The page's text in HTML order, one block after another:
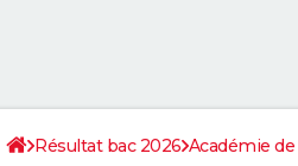
Résultat bac 2026 Académie